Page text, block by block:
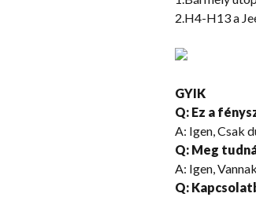
2.H4-H13 a
GYIK
Q: Ez a
A: Igen, Csak
Q: Meg
A: Igen,
Q: